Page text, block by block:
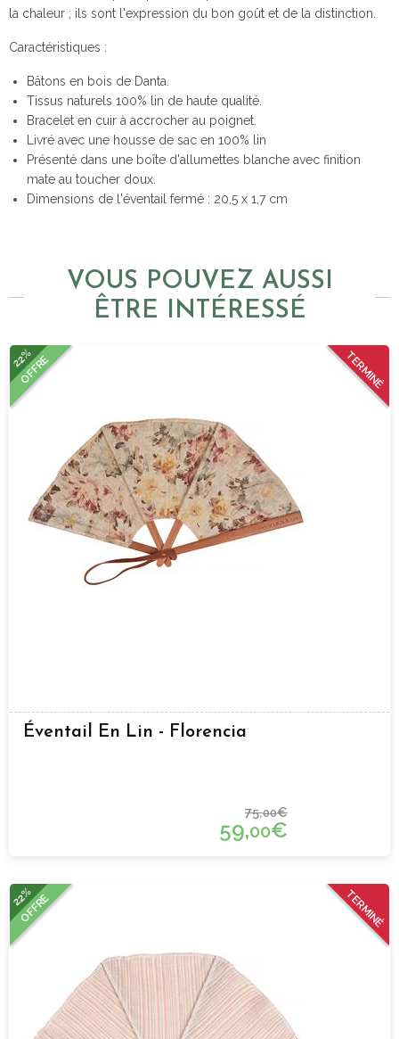
la chaleur ; ils sont l'expression du bon goût et de la distinction.
Caractéristiques :
Bâtons en bois de Danta.
Tissus naturels 100% lin de haute qualité.
Bracelet en cuir à accrocher au poignet.
Livré avec une housse de sac en 100% lin
Présenté dans une boîte d'allumettes blanche avec finition
mate au toucher doux.
Dimensions de l'éventail fermé : 20,5 x 1,7 cm
VOUS POUVEZ AUSSI
ÊTRE INTÉRESSÉ
TERMINÉ
22%
OFFRE
Éventail En Lin - Florencia
75,00€
59,00€
TERMINÉ
22%
OFFRE